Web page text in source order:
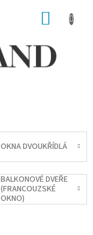
OKNA DVOUKŘÍDLÁ
BALKONOVÉ DVEŘE
(FRANCOUZSKÉ
OKNO)